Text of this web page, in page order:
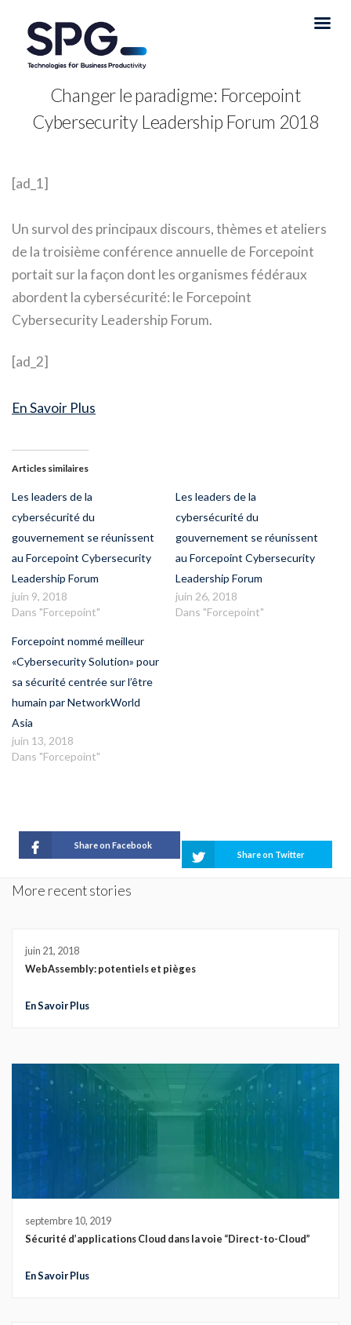
Changer le paradigme: Forcepoint
Cybersecurity Leadership Forum 2018
[ad_1]
Un survol des principaux discours, thèmes et ateliers
de la troisième conférence annuelle de Forcepoint
portait sur la façon dont les organismes fédéraux
abordent la cybersécurité: le Forcepoint
Cybersecurity Leadership Forum.
[ad_2]
En Savoir Plus
Articles similaires
Les leaders de la
cybersécurité du
gouvernement se réunissent
au Forcepoint Cybersecurity
Leadership Forum
juin 9, 2018
Dans "Forcepoint"
Les leaders de la
cybersécurité du
gouvernement se réunissent
au Forcepoint Cybersecurity
Leadership Forum
juin 26, 2018
Dans "Forcepoint"
Forcepoint nommé meilleur
«Cybersecurity Solution» pour
sa sécurité centrée sur l’être
humain par NetworkWorld
Asia
juin 13, 2018
Dans "Forcepoint"
Share on Facebook
Share on Twitter
More recent stories
juin 21, 2018
WebAssembly: potentiels et pièges
En Savoir Plus
septembre 10, 2019
Sécurité d’applications Cloud dans la voie “Direct-to-Cloud”
En Savoir Plus